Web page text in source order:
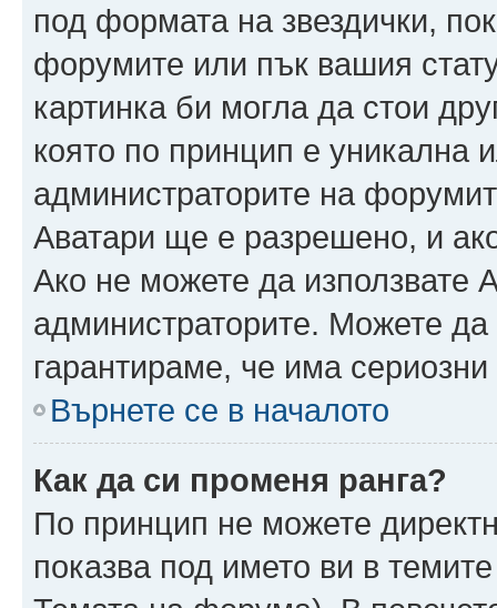
под формата на звездички,
форумите или пък вашия
картинка би могла да стои
която по принцип е уникална
администраторите на
Аватари ще е разрешено, и
Ако не можете да използвате
администраторите. Можете да
гарантираме, че има сериозни
Върнете се в началото
Как да си променя ранга?
По принцип не можете
показва под името ви в